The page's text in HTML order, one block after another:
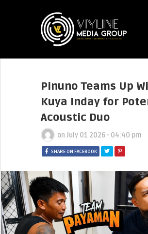
Pinuno Teams Up
Kuya Inday for
Acoustic Duo
on July 01 2026 - 04:40 pm
SHARE ON FACEBOOK